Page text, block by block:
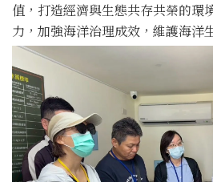
值，打造經濟與生態共存共榮的環
力，加強海洋治理成效，維護海洋